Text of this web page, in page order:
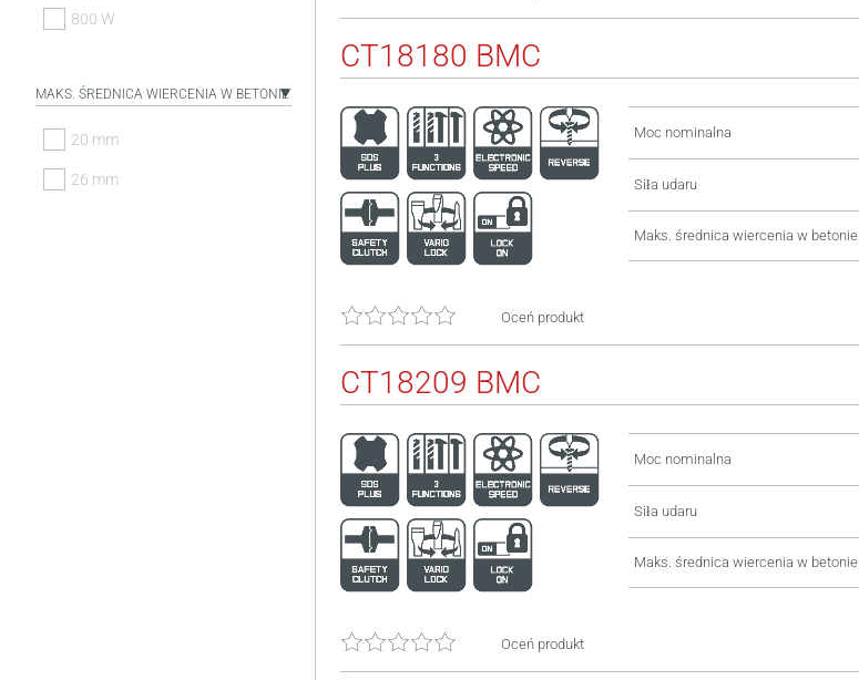
800 W
MAKS. ŚREDNICA WIERCENIA W BETONIE
20 mm
26 mm
CT18180 BMC
Moc nominalna
Siła udaru
Maks. średnica wiercenia w betonie
Oceń produkt
CT18209 BMC
Moc nominalna
Siła udaru
Maks. średnica wiercenia w betonie
Oceń produkt